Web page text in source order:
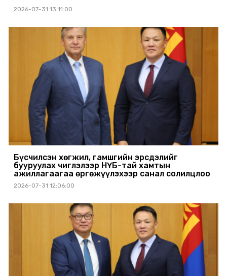
2026-07-31 13:11:00
Бүсчилсэн хөгжил, гамшгийн эрсдэлийг
бууруулах чиглэлээр НҮБ-тай хамтын
ажиллагаагаа өргөжүүлэхээр санал солилцлоо
2026-07-31 12:06:00